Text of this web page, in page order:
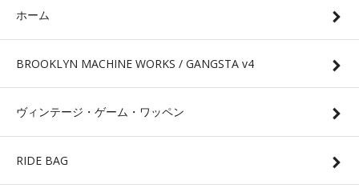
ホーム
BROOKLYN MACHINE WORKS / GANGSTA v4
ヴィンテージ・ゲーム・ワッペン
RIDE BAG